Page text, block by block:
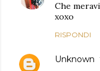
Che
xoxo
RISPONDI
Unknown